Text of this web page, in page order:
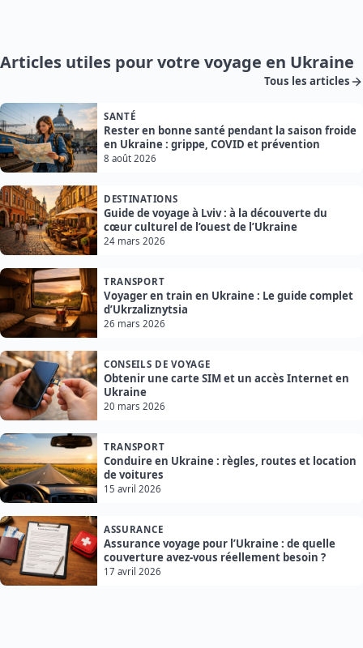
Articles utiles pour votre voyage en Ukraine
Tous les articles
SANTÉ
Rester en bonne santé pendant la saison froide
en Ukraine : grippe, COVID et prévention
8 août 2026
DESTINATIONS
Guide de voyage à Lviv : à la découverte du
cœur culturel de l’ouest de l’Ukraine
24 mars 2026
TRANSPORT
Voyager en train en Ukraine : Le guide complet
d’Ukrzaliznytsia
26 mars 2026
CONSEILS DE VOYAGE
Obtenir une carte SIM et un accès Internet en
Ukraine
20 mars 2026
TRANSPORT
Conduire en Ukraine : règles, routes et location
de voitures
15 avril 2026
ASSURANCE
Assurance voyage pour l’Ukraine : de quelle
couverture avez-vous réellement besoin ?
17 avril 2026